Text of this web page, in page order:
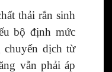
thải rắn sinh
bộ định mức
chuyển dịch từ
vẫn phải áp